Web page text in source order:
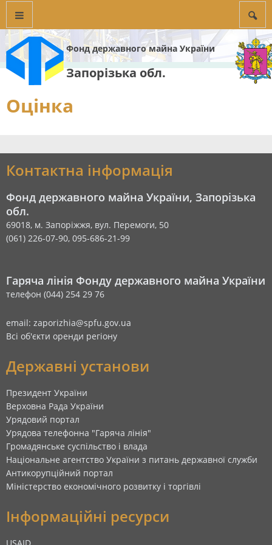
Фонд державного майна України
Запорізька обл.
Оцінка
Контактна інформація
Фонд державного майна України, Запорізька
обл.
69018, м. Запоріжжя, вул. Перемоги, 50
(061) 226-07-90, 095-686-21-99
Гаряча лінія Фонду державного майна України
телефон (044) 254 29 76
email: zaporizhia@spfu.gov.ua
Всі об'єкти оренди регіону
Державні установи
Президент України
Верховна Рада України
Урядовий портал
Урядова телефонна "Гаряча лінія"
Громадянське суспільство і влада
Національне агентство України з питань державної служби
Антикорупційний портал
Міністерство економічного розвитку і торгівлі
Інформаційні ресурси